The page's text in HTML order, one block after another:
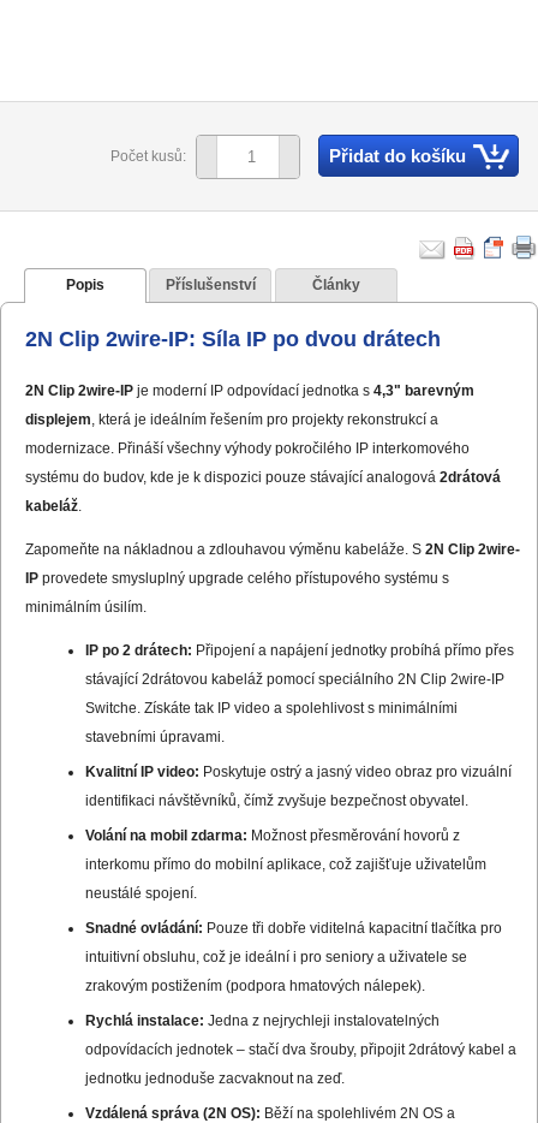
Počet kusů: Přidat do košíku
Popis Příslušenství Články
2N Clip 2wire-IP: Síla IP po dvou drátech
2N Clip 2wire-IP je moderní IP odpovídací jednotka s 4,3" barevným
displejem , která je ideálním řešením pro projekty rekonstrukcí a
modernizace. Přináší všechny výhody pokročilého IP interkomového
systému do budov, kde je k dispozici pouze stávající analogová 2drátová
kabeláž
Zapomeňte na nákladnou a zdlouhavou výměnu kabeláže. S 2N Clip 2wire-
IP provedete smysluplný upgrade celého přístupového systému s
minimálním úsilím.
IP po 2 drátech: Připojení a napájení jednotky probíhá přímo přes
stávající 2drátovou kabeláž pomocí speciálního 2N Clip 2wire-IP
Switche. Získáte tak IP video a spolehlivost s minimálními
stavebními úpravami.
Kvalitní IP video: Poskytuje ostrý a jasný video obraz pro vizuální
identifikaci návštěvníků, čímž zvyšuje bezpečnost obyvatel.
Volání na mobil zdarma: Možnost přesměrování hovorů z
interkomu přímo do mobilní aplikace, což zajišťuje uživatelům
neustálé spojení.
Snadné ovládání: Pouze tři dobře viditelná kapacitní tlačítka pro
intuitivní obsluhu, což je ideální i pro seniory a uživatele se
zrakovým postižením (podpora hmatových nálepek).
Rychlá instalace: Jedna z nejrychleji instalovatelných
odpovídacích jednotek – stačí dva šrouby, připojit 2drátový kabel a
jednotku jednoduše zacvaknout na zeď.
Vzdálená správa (2N OS): Běží na spolehlivém 2N OS a